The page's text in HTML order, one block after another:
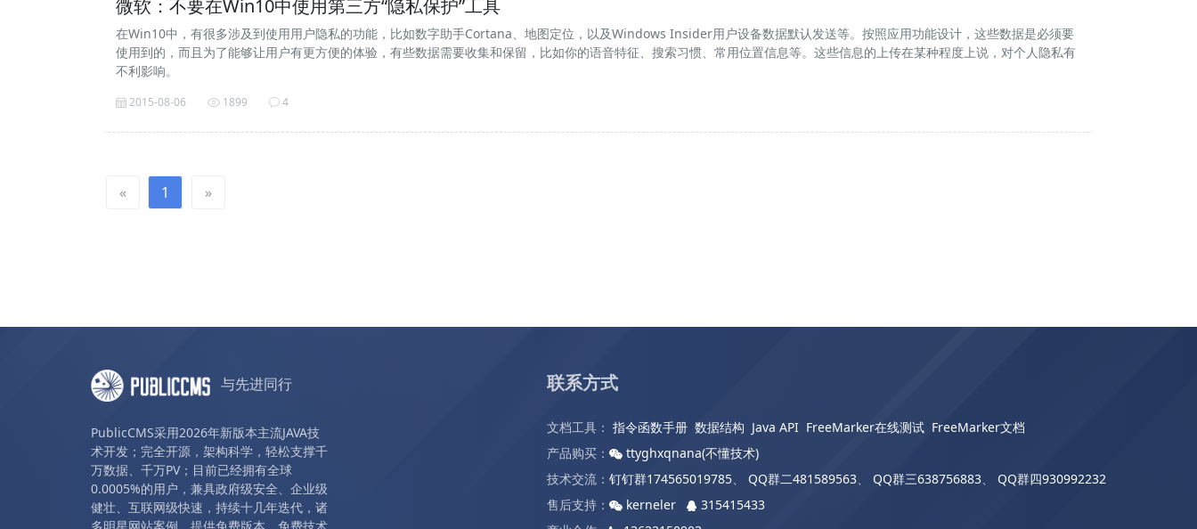
微软：不要在Win10中使用第三方“隐私保护”工具
在Win10中，有很多涉及到使用用户隐私的功能，比如数字助手Cortana、地图定位，以及Windows Insider用户设备数据默认发送等。按照应用功能设计，这些数据是必须要
使用到的，而且为了能够让用户有更方便的体验，有些数据需要收集和保留，比如你的语音特征、搜索习惯、常用位置信息等。这些信息的上传在某种程度上说，对个人隐私有
不利影响。
2015-08-06 1899 4
« 1 »
与先进同行
PublicCMS采用2026年新版本主流JAVA技
术开发；完全开源，架构科学，轻松支撑千
万数据、千万PV；目前已经拥有全球
0.0005%的用户，兼具政府级安全、企业级
健壮、互联网级快速，持续十几年迭代，诸
联系方式
文档工具： 指令函数手册 数据结构 Java API FreeMarker在线测试 FreeMarker文档
产品购买：
ttyghxqnana(不懂技术)
技术交流： 钉钉群174565019785、 QQ群二481589563、 QQ群三638756883、 QQ群四930992232
售后支持：
kerneler
315415433